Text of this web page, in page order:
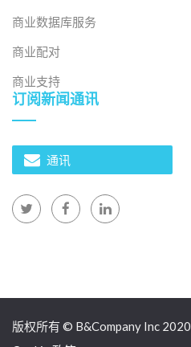
商业数据库服务
商业配对
商业支持
订阅新闻通讯
通讯
版权所有 © B&Company Inc 2020